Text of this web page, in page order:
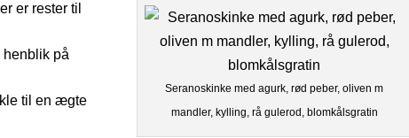
Seranoskinke med agurk, rød peber, oliven m
mandler, kylling, rå gulerod, blomkålsgratin
er rester til
henblik på
til en ægte